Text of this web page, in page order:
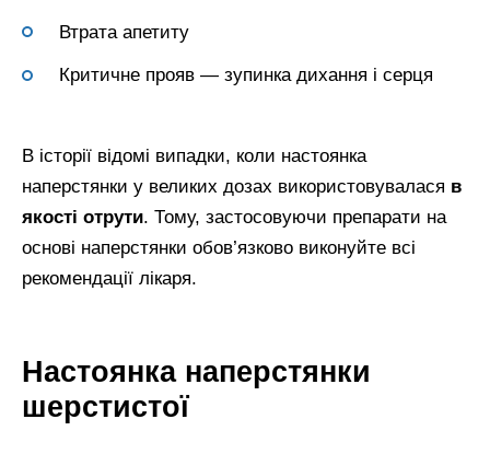
Втрата апетиту
Критичне прояв — зупинка дихання і серця
В історії відомі випадки, коли настоянка
наперстянки у великих дозах використовувалася в
якості отрути. Тому, застосовуючи препарати на
основі наперстянки обов’язково виконуйте всі
рекомендації лікаря.
Настоянка наперстянки
шерстистої